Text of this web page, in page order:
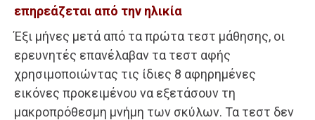
επηρεάζεται από την ηλικία
Έξι μήνες μετά από τα πρώτα τεστ μάθησης, οι
ερευνητές επανέλαβαν τα τεστ αφής
χρησιμοποιώντας τις ίδιες 8 αφηρημένες
εικόνες προκειμένου να εξετάσουν τη
μακροπρόθεσμη μνήμη των σκύλων. Τα τεστ δεν